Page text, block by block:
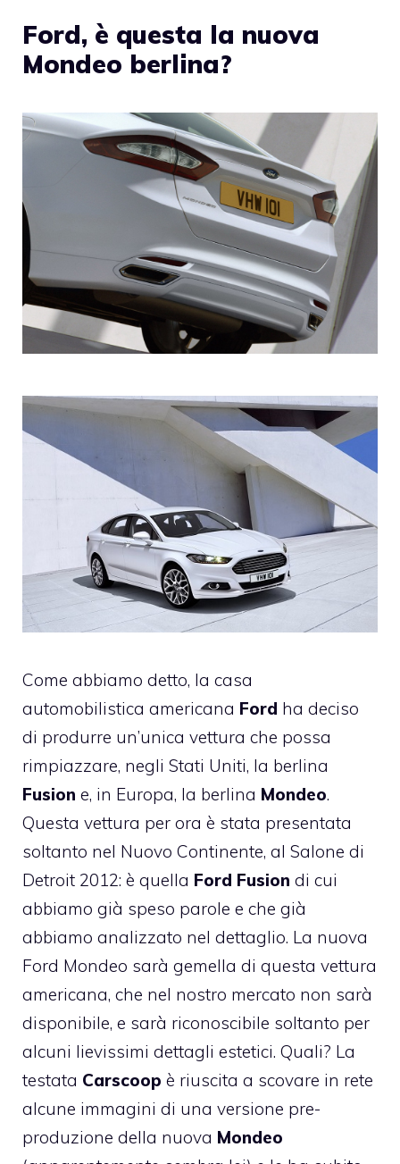
Ford, è questa la nuova
Mondeo berlina?
Come abbiamo detto, la casa
automobilistica americana Ford ha deciso
di produrre un’unica vettura che possa
rimpiazzare, negli Stati Uniti, la berlina
Fusion e, in Europa, la berlina Mondeo.
Questa vettura per ora è stata presentata
soltanto nel Nuovo Continente, al Salone di
Detroit 2012: è quella Ford Fusion di cui
abbiamo già speso parole e che già
abbiamo analizzato nel dettaglio. La nuova
Ford Mondeo sarà gemella di questa vettura
americana, che nel nostro mercato non sarà
disponibile, e sarà riconoscibile soltanto per
alcuni lievissimi dettagli estetici. Quali? La
testata Carscoop è riuscita a scovare in rete
alcune immagini di una versione pre-
produzione della nuova Mondeo